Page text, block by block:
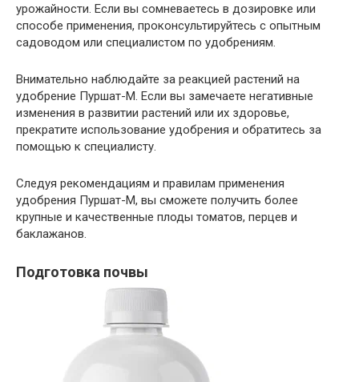
урожайности. Если вы сомневаетесь в дозировке или
способе применения, проконсультируйтесь с опытным
садоводом или специалистом по удобрениям.
Внимательно наблюдайте за реакцией растений на
удобрение Пуршат-М. Если вы замечаете негативные
изменения в развитии растений или их здоровье,
прекратите использование удобрения и обратитесь за
помощью к специалисту.
Следуя рекомендациям и правилам применения
удобрения Пуршат-М, вы сможете получить более
крупные и качественные плоды томатов, перцев и
баклажанов.
Подготовка почвы